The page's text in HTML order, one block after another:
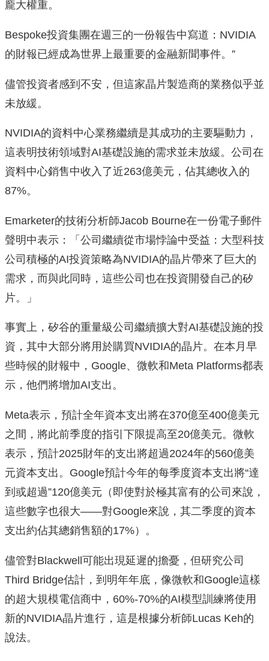
龐大權重。
Bespoke投資集團在週三的一份報告中寫道：NVIDIA
的財報已經成為世界上最重要的金融新聞事件。”
儘管投資者感到不安，但這家晶片製造商的業務似乎並
未放緩。
NVIDIA的資料中心業務繼續是其成功的主要驅動力，
這表明技術領域對AI基礎設施的需求並未放緩。公司在
資料中心銷售中收入了近263億美元，佔其總收入的
87%。
Emarketer的技術分析師Jacob Bourne在一份電子郵件
聲明中表示：「公司繼續從市場悖論中受益：大型科技
公司積極的AI投資策略為NVIDIA的晶片帶來了巨大的
需求，而與此同時，這些公司也在投資開發自己的矽
片。」
事實上，矽谷的重量級公司繼續擴大對AI基礎設施的投
資，其中大部分將用於購買NVIDIA的晶片。在本月早
些時候的財報中，Google、微軟和Meta Platforms都表
示，他們將增加AI支出。
Meta表示，預計全年資本支出將在370億至400億美元
之間，將此前季度的指引下限提高至20億美元。微軟
表示，預計2025財年的支出將超過2024年的560億美
元資本支出。Google預計今年的每季度資本支出將“達
到或超過”120億美元（即使對於極其富有的公司來說，
這些數字也很大——對Google來說，其二季度的資本
支出約佔其總銷售額的17%）。
儘管對Blackwell可能出現延遲的擔憂，但研究公司
Third Bridge估計，到明年年底，像微軟和Google這樣
的超大規模電信商中，60%-70%的AI模型訓練將使用
新的NVIDIA晶片進行，這是根據分析師Lucas Keh的
說法。